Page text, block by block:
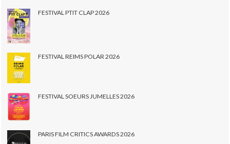
FESTIVAL PTIT CLAP 2026
FESTIVAL REIMS POLAR 2026
FESTIVAL SOEURS JUMELLES 2026
PARIS FILM CRITICS AWARDS 2026